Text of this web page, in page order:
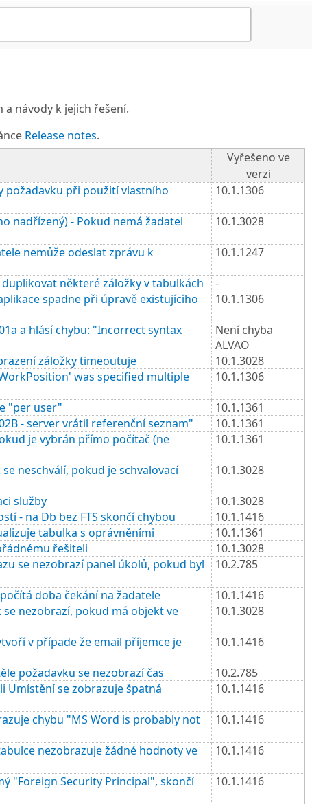
návody k jejich řešení.
Release notes.
Vyřešeno ve
verzi
požadavku při použití vlastního
10.1.1306
nadřízený) - Pokud nemá žadatel
10.1.3028
nemůže odeslat zprávu k
10.1.1247
duplikovat některé záložky v tabulkách
-
spadne při úpravě existujícího
10.1.1306
a hlásí chybu: "Incorrect syntax
Není chyba
ALVAO
záložky timeoutuje
10.1.3028
was specified multiple
10.1.1306
"per user"
10.1.1361
- server vrátil referenční seznam"
10.1.1361
je vybrán přímo počítač (ne
10.1.1361
se neschválí, pokud je schvalovací
10.1.3028
služby
10.1.3028
- na Db bez FTS skončí chybou
10.1.1416
tabulka s oprávněními
10.1.1361
řešiteli
10.1.3028
se nezobrazí panel úkolů, pokud byl
10.2.785
doba čekání na žadatele
10.1.1416
se nezobrazí, pokud má objekt ve
10.1.3028
v případe že email příjemce je
10.1.1416
požadavku se nezobrazí čas
10.2.785
Umístění se zobrazuje špatná
10.1.1416
chybu "MS Word is probably not
10.1.1416
nezobrazuje žádné hodnoty ve
10.1.1416
"Foreign Security Principal", skončí
10.1.1416